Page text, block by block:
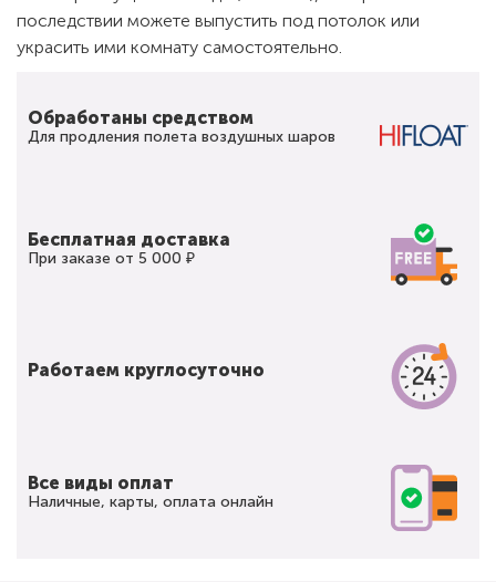
последствии можете выпустить под потолок или
украсить ими комнату самостоятельно.
Обработаны средством
Для продления полета воздушных шаров
Бесплатная доставка
При заказе от 5 000 ₽
Работаем круглосуточно
Все виды оплат
Наличные, карты, оплата онлайн